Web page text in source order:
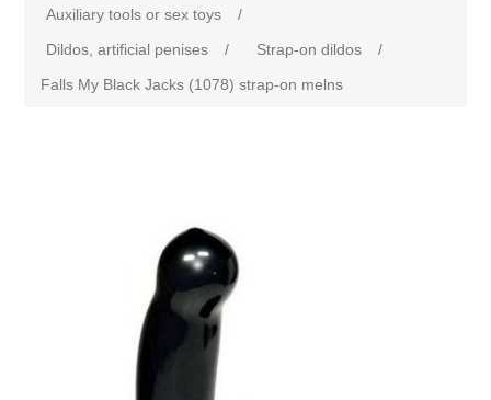
Auxiliary tools or sex toys
/
Dildos, artificial penises
/ Strap-on dildos
/
Falls My Black Jacks (1078) strap-on melns